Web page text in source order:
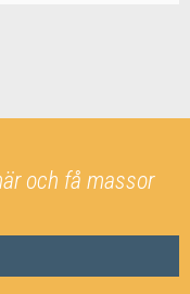
och få massor